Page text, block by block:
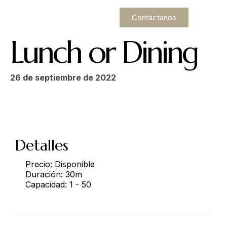
Contáctanos
Lunch or Dining
26 de septiembre de 2022
Detalles
Precio: Disponible
Duración: 30m
Capacidad: 1 - 50
Make a Reservation
Thursday-Saturday: 11a-10p